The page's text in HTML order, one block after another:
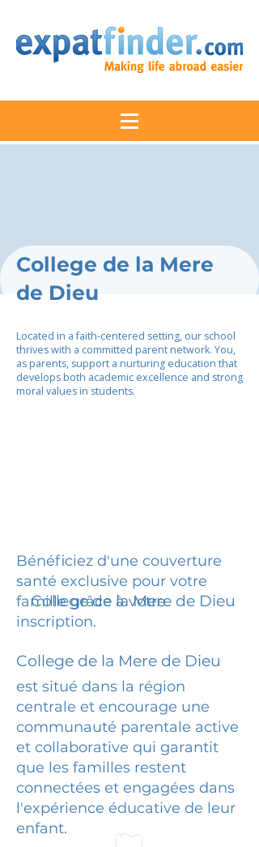
College de la Mere
de Dieu
Located in a faith-centered setting, our school
thrives with a committed parent network. You,
as parents, support a nurturing education that
develops both academic excellence and strong
moral values in students.
Bénéficiez d'une couverture
santé exclusive pour votre
famille grâce à votre
inscription.
College de la Mere de Dieu
College de la Mere de Dieu
est situé dans la région
centrale et encourage une
communauté parentale active
et collaborative qui garantit
que les familles restent
connectées et engagées dans
l'expérience éducative de leur
enfant.